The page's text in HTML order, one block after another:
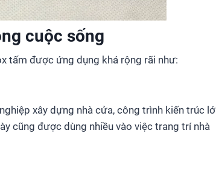
cuộc sống
tấm được ứng dụng khá rộng rãi như:
xây dựng nhà cửa, công trình kiến trúc
cũng được dùng nhiều vào việc trang trí nhà